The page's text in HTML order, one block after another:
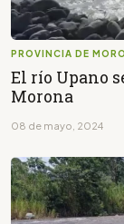
PROVINCIA DE
El río Upano
Morona
08 de mayo, 2024